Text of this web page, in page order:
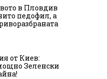
в Пловдив
педофил, а
от Киев:
Зеленски